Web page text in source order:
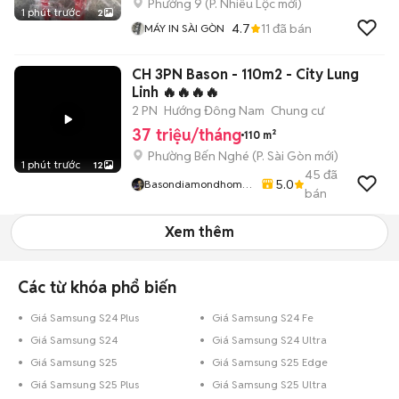
1 phút trước 2
Phường 9 (P. Nhiêu Lộc mới)
MÁY IN SÀI GÒN 4.7 11 đã bán
1 phút trước 12
CH 3PN Bason - 110m2 - City Lung
Linh 🔥🔥🔥🔥
2 PN Hướng Đông Nam Chung cư
37 triệu/tháng 110 m²
Phường Bến Nghé (P. Sài Gòn mới)
Basondiamondhome
5.0
45 đã
bán
Xem thêm
Các từ khóa phổ biến
Giá Samsung S24 Plus
Giá Samsung S24 Fe
Giá Samsung S24
Giá Samsung S24 Ultra
Giá Samsung S25
Giá Samsung S25 Edge
Giá Samsung S25 Plus
Giá Samsung S25 Ultra